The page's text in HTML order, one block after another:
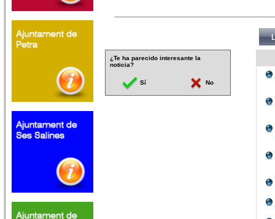
¿Te ha parecido interesante la
noticia?
Sí No